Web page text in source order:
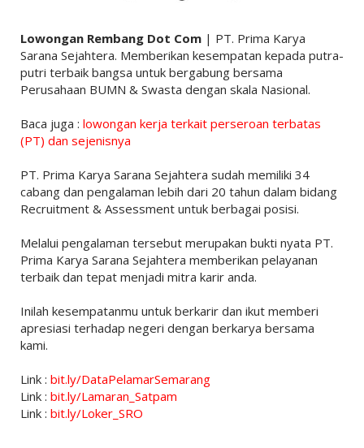
Lowongan Rembang Dot Com| PT. Prima Karya
Sarana Sejahtera. Memberikan kesempatan kepada putra-
putri terbaik bangsa untuk bergabung bersama
Perusahaan BUMN & Swasta dengan skala Nasional.
Baca juga : lowongan kerja terkait perseroan terbatas
(PT) dan sejenisnya
PT. Prima Karya Sarana Sejahtera sudah memiliki 34
cabang dan pengalaman lebih dari 20 tahun dalam bidang
Recruitment & Assessment untuk berbagai posisi.
Melalui pengalaman tersebut merupakan bukti nyata PT.
Prima Karya Sarana Sejahtera memberikan pelayanan
terbaik dan tepat menjadi mitra karir anda.
Inilah kesempatanmu untuk berkarir dan ikut memberi
apresiasi terhadap negeri dengan berkarya bersama
kami.
Link : bit.ly/DataPelamarSemarang
Link : bit.ly/Lamaran_Satpam
Link : bit.ly/Loker_SRO